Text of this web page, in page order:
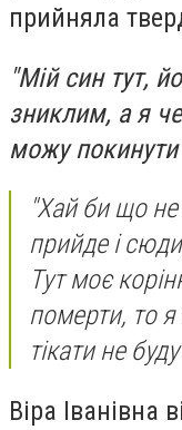
прийняла
"Мій син тут,
зниклим, а я
можу покинути
"Хай би що не
прийде і
Тут моє
померти, то я
тікати не
Віра Іванівна